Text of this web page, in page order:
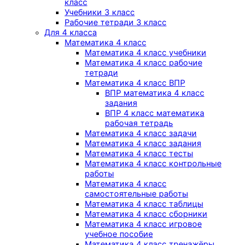
класс
Учебники 3 класс
Рабочие тетради 3 класс
Для 4 класса
Математика 4 класс
Математика 4 класс учебники
Математика 4 класс рабочие
тетради
Математика 4 класс ВПР
ВПР математика 4 класс
задания
ВПР 4 класс математика
рабочая тетрадь
Математика 4 класс задачи
Математика 4 класс задания
Математика 4 класс тесты
Математика 4 класс контрольные
работы
Математика 4 класс
самостоятельные работы
Математика 4 класс таблицы
Математика 4 класс сборники
Математика 4 класс игровое
учебное пособие